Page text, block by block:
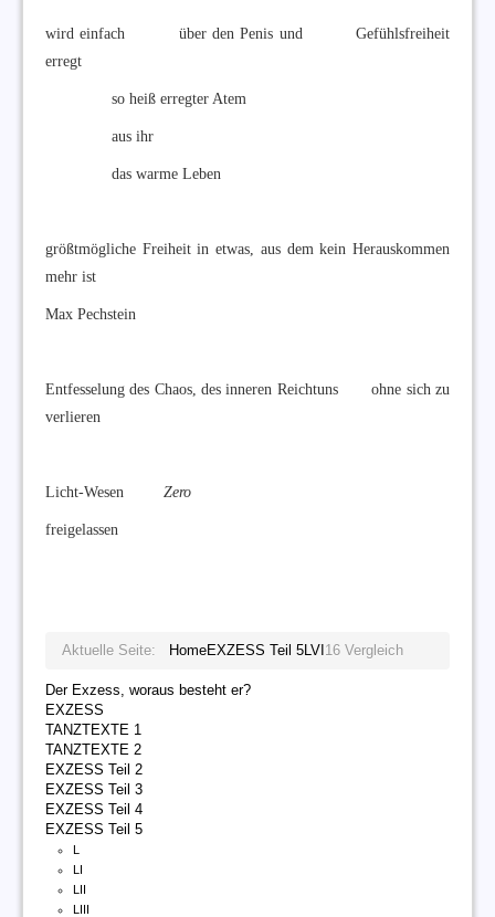
wird einfach über den Penis und Gefühlsfreiheit
erregt
so heiß erregter Atem
aus ihr
das warme Leben
größtmögliche Freiheit in etwas, aus dem kein Herauskommen
mehr ist
Max Pechstein
Entfesselung des Chaos, des inneren Reichtuns ohne sich zu
verlieren
Licht-Wesen Zero
freigelassen
Aktuelle Seite: HomeEXZESS Teil 5LVI 16 Vergleich
Der Exzess, woraus besteht er?
EXZESS
TANZTEXTE 1
TANZTEXTE 2
EXZESS Teil 2
EXZESS Teil 3
EXZESS Teil 4
EXZESS Teil 5
L
LI
LII
LIII